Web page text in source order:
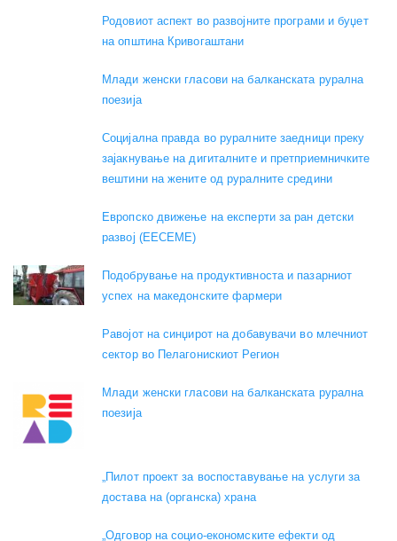
Родовиот аспект во развојните програми и буџет
на општина Кривогаштани
Mлади женски гласови на балканската рурална
поезија
Социјална правда во руралните заедници преку
зајакнување на дигиталните и претприемничките
вештини на жените од руралните средини
Европско движење на експерти за ран детски
развој (EECEME)
Подобрување на продуктивноста и пазарниот
успех на македонските фармери
Равојот на синџирот на добавувачи во млечниот
сектор во Пелагонискиот Регион
Mлади женски гласови на балканската рурална
поезија
„Пилот проект за воспоставување на услуги за
достава на (органска) храна
„Одговор на социо-економските ефекти од